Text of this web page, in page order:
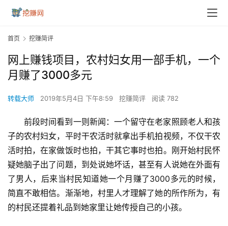
首页 挖赚简评
网上赚钱项目，农村妇女用一部手机，一个
月赚了3000多元
转载大师 2019年5月4日 下午8:59 挖赚简评 阅读 782
前段时间看到一则新闻：一个留守在老家照顾老人和孩
子的农村妇女，平时干农活时就拿出手机拍视频，不仅干农
活时拍，在家做饭时也拍，干其它事时也拍。刚开始村民怀
疑她脑子出了问题，到处说她坏话，甚至有人说她在外面有
了男人，后来当村民知道她一个月赚了3000多元的时候，
简直不敢相信。渐渐地，村里人才理解了她的所作所为，有
的村民还提着礼品到她家里让她传授自己的小孩。